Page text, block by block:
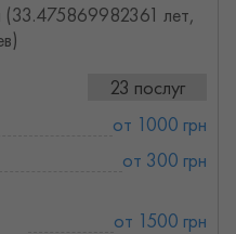
(33.475869982361 лет,
23 послуг
от 1000 грн
от 300 грн
от 1500 грн